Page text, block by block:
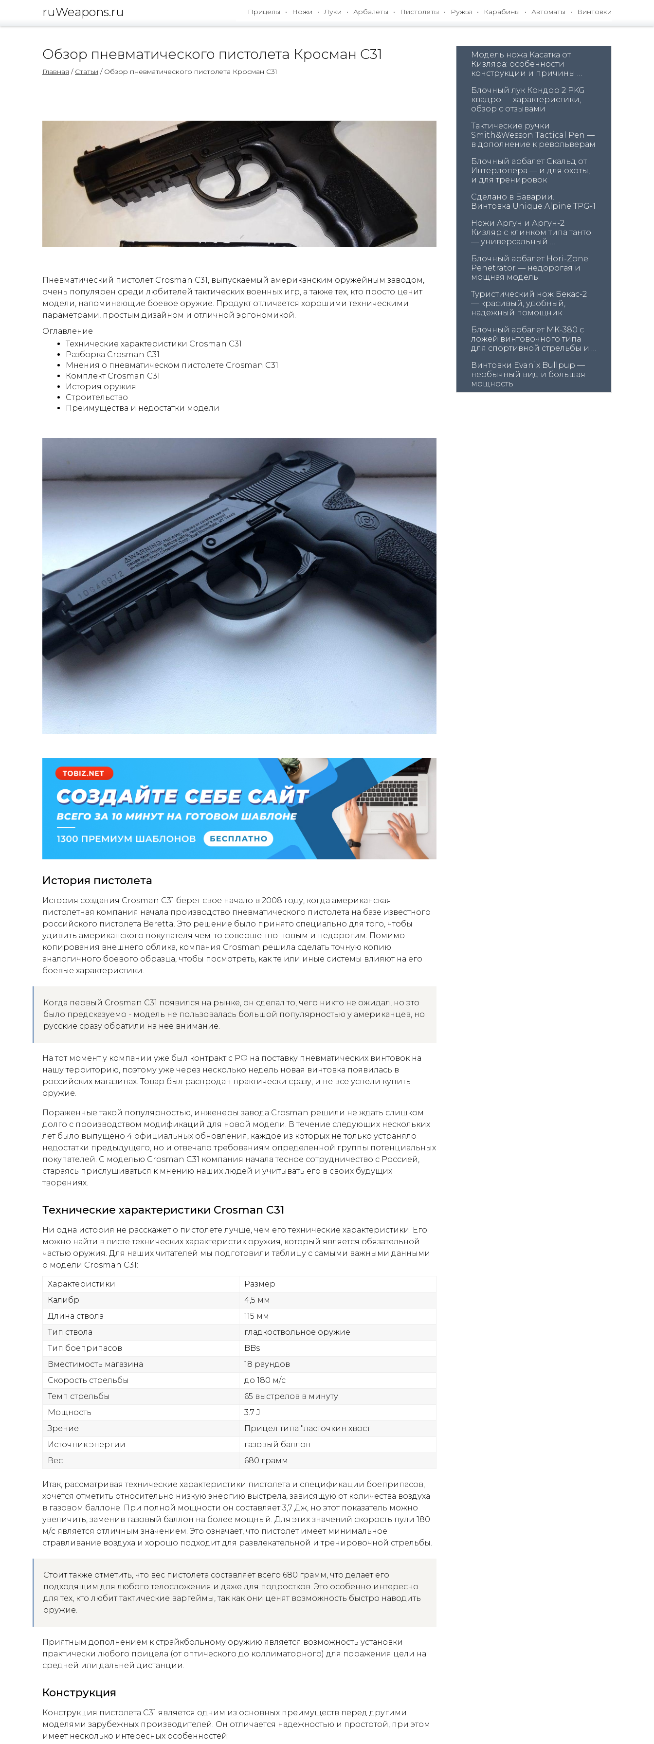
ruWeapons.ru Прицелы Ножи Луки Арбалеты Пистолеты Ружья Карабины Автоматы Винтовки
Обзор пневматического пистолета Кросман С31
Главная / Статьи / Обзор пневматического пистолета Кросман С31
Пневматический пистолет Crosman C31, выпускаемый американским оружейным заводом,
очень популярен среди любителей тактических военных игр, а также тех, кто просто ценит
модели, напоминающие боевое оружие. Продукт отличается хорошими техническими
параметрами, простым дизайном и отличной эргономикой.
Оглавление
Технические характеристики Crosman C31
Разборка Crosman C31
Мнения о пневматическом пистолете Crosman C31
Комплект Crosman C31
История оружия
Строительство
Преимущества и недостатки модели
История пистолета
История создания Crosman C31 берет свое начало в 2008 году, когда американская
пистолетная компания начала производство пневматического пистолета на базе известного
российского пистолета Beretta. Это решение было принято специально для того, чтобы
удивить американского покупателя чем-то совершенно новым и недорогим. Помимо
копирования внешнего облика, компания Crosman решила сделать точную копию
аналогичного боевого образца, чтобы посмотреть, как те или иные системы влияют на его
боевые характеристики.
Когда первый Crosman C31 появился на рынке, он сделал то, чего никто не ожидал, но это
было предсказуемо - модель не пользовалась большой популярностью у американцев, но
русские сразу обратили на нее внимание.
На тот момент у компании уже был контракт с РФ на поставку пневматических винтовок на
нашу территорию, поэтому уже через несколько недель новая винтовка появилась в
российских магазинах. Товар был распродан практически сразу, и не все успели купить
оружие.
Пораженные такой популярностью, инженеры завода Crosman решили не ждать слишком
долго с производством модификаций для новой модели. В течение следующих нескольких
лет было выпущено 4 официальных обновления, каждое из которых не только устраняло
недостатки предыдущего, но и отвечало требованиям определенной группы потенциальных
покупателей. С моделью Crosman C31 компания начала тесное сотрудничество с Россией,
стараясь прислушиваться к мнению наших людей и учитывать его в своих будущих
творениях.
Технические характеристики Crosman C31
Ни одна история не расскажет о пистолете лучше, чем его технические характеристики. Его
можно найти в листе технических характеристик оружия, который является обязательной
частью оружия. Для наших читателей мы подготовили таблицу с самыми важными данными
о модели Crosman C31:
Характеристики
Размер
Калибр
4,5 мм
Длина ствола
115 мм
Тип ствола
гладкоствольное оружие
Тип боеприпасов
BBs
Вместимость магазина
18 раундов
Скорость стрельбы
до 180 м/с
Темп стрельбы
65 выстрелов в минуту
Мощность
3.7 J
Зрение
Прицел типа "ласточкин хвост
Источник энергии
газовый баллон
Вес
680 грамм
Итак, рассматривая технические характеристики пистолета и спецификации боеприпасов,
хочется отметить относительно низкую энергию выстрела, зависящую от количества воздуха
в газовом баллоне. При полной мощности он составляет 3,7 Дж, но этот показатель можно
увеличить, заменив газовый баллон на более мощный. Для этих значений скорость пули 180
м/с является отличным значением. Это означает, что пистолет имеет минимальное
стравливание воздуха и хорошо подходит для развлекательной и тренировочной стрельбы.
Стоит также отметить, что вес пистолета составляет всего 680 грамм, что делает его
подходящим для любого телосложения и даже для подростков. Это особенно интересно
для тех, кто любит тактические варгеймы, так как они ценят возможность быстро наводить
оружие.
Приятным дополнением к страйкбольному оружию является возможность установки
практически любого прицела (от оптического до коллиматорного) для поражения цели на
средней или дальней дистанции.
Конструкция
Конструкция пистолета С31 является одним из основных преимуществ перед другими
моделями зарубежных производителей. Он отличается надежностью и простотой, при этом
имеет несколько интересных особенностей:
Модель ножа Касатка от
Кизляра: особенности
конструкции и причины
Блочный лук Кондор 2 PKG
квадро — характеристики,
обзор с отзывами
Тактические ручки
Smith&Wesson Tactical Pen —
в дополнение к револьверам
Блочный арбалет Скальд от
Интерлопера — и для охоты,
и для тренировок
Сделано в Баварии.
Винтовка Unique Alpine TPG-1
Ножи Аргун и Аргун-2
Кизляр с клинком типа танто
— универсальный
Блочный арбалет Hori-Zone
Penetrator — недорогая и
мощная модель
Туристический нож Бекас-2
— красивый, удобный,
надежный помощник
Блочный арбалет МК-380 с
ложей винтовочного типа
для спортивной стрельбы и
Винтовки Evanix Bullpup —
необычный вид и большая
мощность